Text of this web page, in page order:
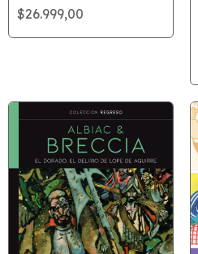
$26.999,00